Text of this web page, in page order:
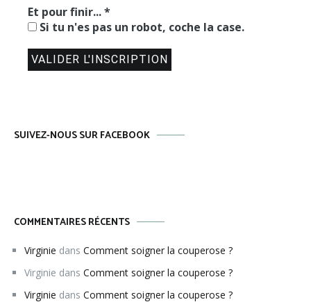
Et pour finir...*
Si tu n'es pas un robot, coche la case.
SUIVEZ-NOUS SUR FACEBOOK
COMMENTAIRES RÉCENTS
Virginie dans Comment soigner la couperose ?
Virginie dans Comment soigner la couperose ?
Virginie dans Comment soigner la couperose ?